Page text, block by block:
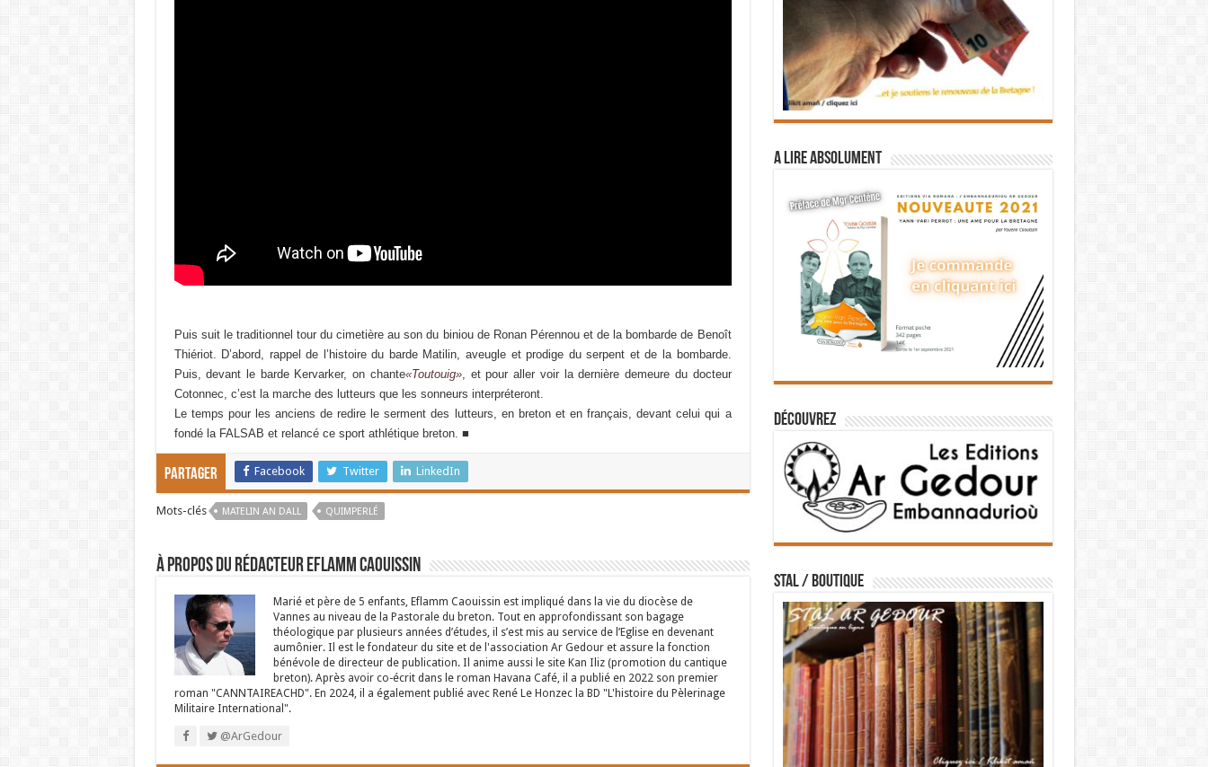
Puis suit le traditionnel tour du cimetière au son du biniou de Ronan Pérennou et de la bombarde de Benoît
Thiériot. D’abord, rappel de l’histoire du barde Matilin, aveugle et prodige du serpent et de la bombarde.
Puis, devant le barde Kervarker, on chante«Toutouig», et pour aller voir la dernière demeure du docteur
Cotonnec, c’est la marche des lutteurs que les sonneurs interpréteront.
Le temps pour les anciens de redire le serment des lutteurs, en breton et en français, devant celui qui a
fondé la FALSAB et relancé ce sport athlétique breton. ■
Partager Facebook Twitter LinkedIn
Mots-clés MATELIN AN DALL QUIMPERLÉ
À propos du rédacteur Eflamm Caouissin
Marié et père de 5 enfants, Eflamm Caouissin est impliqué dans la vie du diocèse de
Vannes au niveau de la Pastorale du breton. Tout en approfondissant son bagage
théologique par plusieurs années d’études, il s’est mis au service de l’Eglise en devenant
aumônier. Il est le fondateur du site et de l'association Ar Gedour et assure la fonction
bénévole de directeur de publication. Il anime aussi le site Kan Iliz (promotion du cantique
breton). Après avoir co-écrit dans le roman Havana Café, il a publié en 2022 son premier
roman "CANNTAIREACHD". En 2024, il a également publié avec René Le Honzec la BD "L'histoire du Pèlerinage
Militaire International".
@ArGedour
A lire absolument
Découvrez
STAL / BOUTIQUE